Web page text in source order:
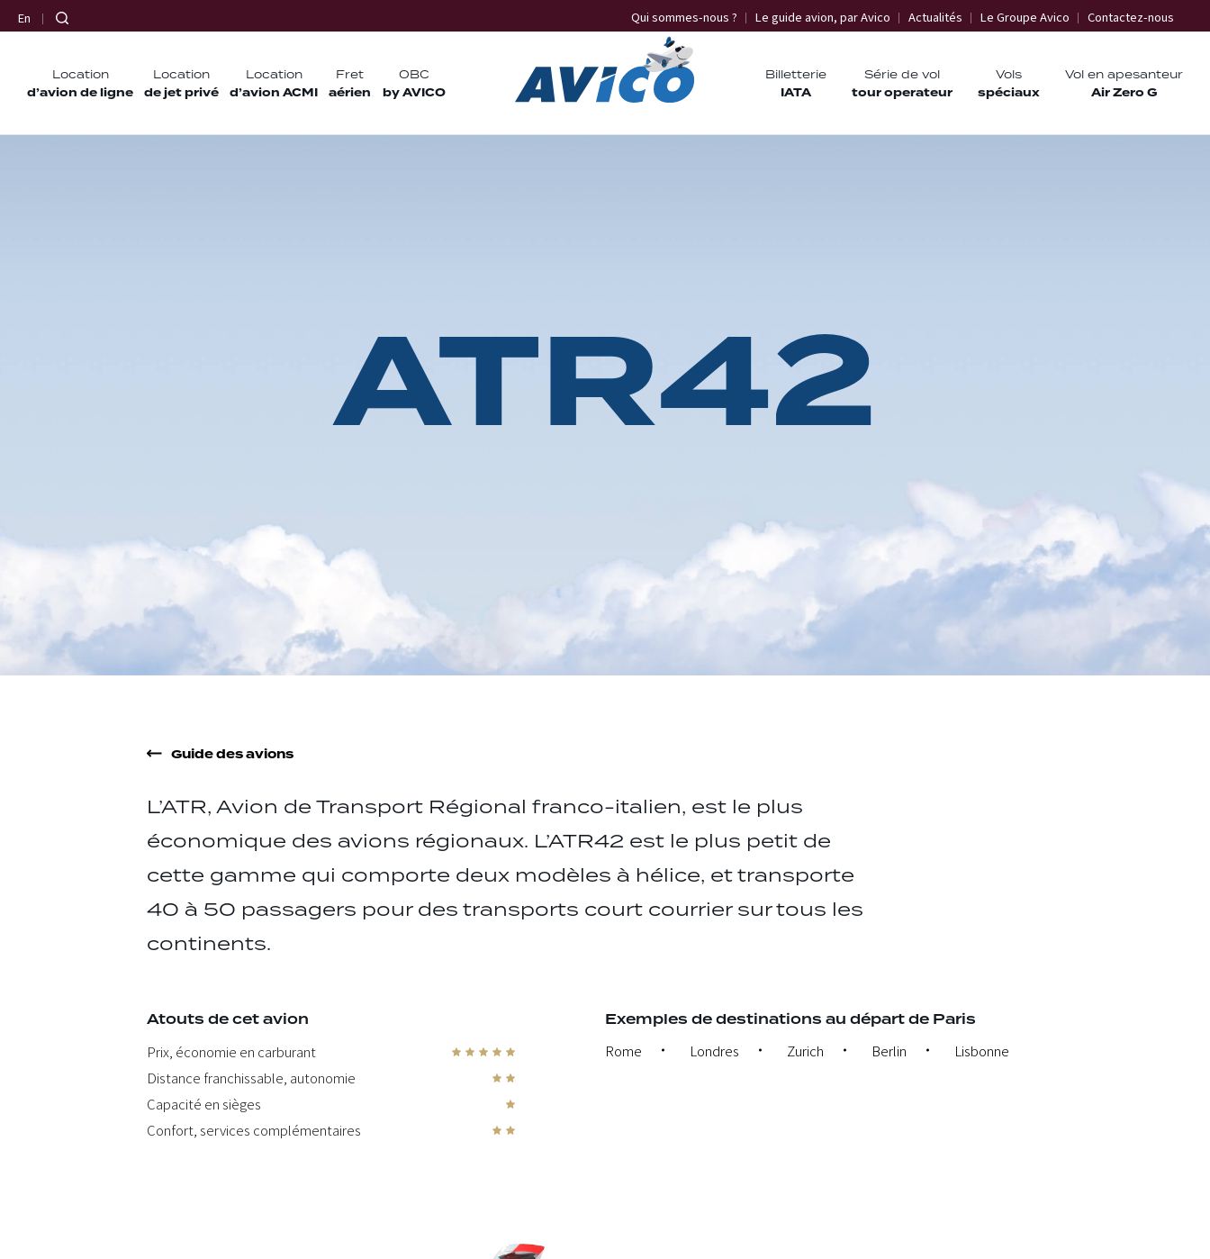
En Qui sommes-nous ? Le guide avion, par Avico Actualités Le Groupe Avico Contactez-nous
Location
d’avion de ligne
Location
de jet privé
Location
d’avion ACMI
Fret
aérien
OBC
by AVICO
Billetterie
IATA
Série de vol
tour operateur
Vols
spéciaux
Vol en apesanteur
Air Zero G
ATR42
Guide des avions
L’ATR, Avion de Transport Régional franco-italien, est le plus
économique des avions régionaux. L’ATR42 est le plus petit de
cette gamme qui comporte deux modèles à hélice, et transporte
40 à 50 passagers pour des transports court courrier sur tous les
continents.
Atouts de cet avion
Prix, économie en carburant
Distance franchissable, autonomie
Capacité en sièges
Confort, services complémentaires
Exemples de destinations au départ de Paris
Rome Londres Zurich Berlin Lisbonne